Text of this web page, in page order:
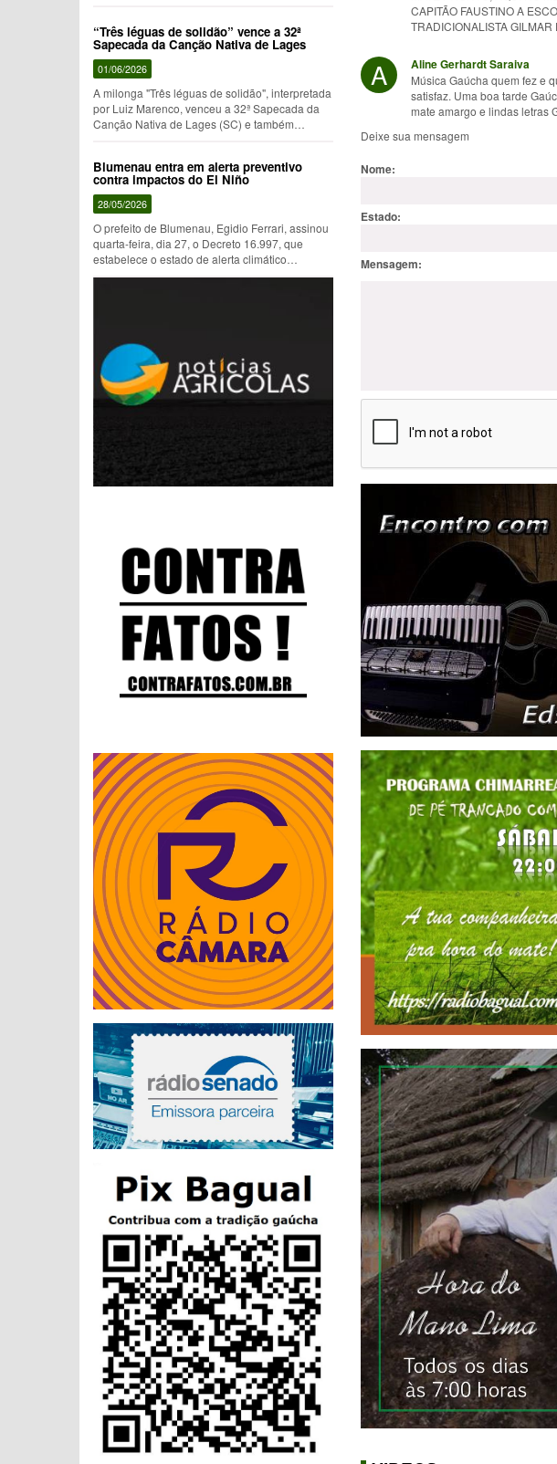
“Três léguas de solidão” vence a 32ª
Sapecada da Canção Nativa de Lages
01/06/2026
A milonga "Três léguas de solidão", interpretada
por Luiz Marenco, venceu a 32ª Sapecada da
Canção Nativa de Lages (SC) e também
Blumenau entra em alerta preventivo
contra impactos do El Niño
28/05/2026
O prefeito de Blumenau, Egidio Ferrari, assinou
quarta-feira, dia 27, o Decreto 16.997, que
estabelece o estado de alerta climático
preventivo no município. A medida busca
CAPITÃO FAUSTINO A
TRADICIONALISTA GILMAR
A Aline Gerhardt Saraiva
Música Gaúcha quem fez e
satisfaz. Uma boa tarde
mate amargo e lindas letras
Deixe sua mensagem
Nome:
Estado:
Mensagem: